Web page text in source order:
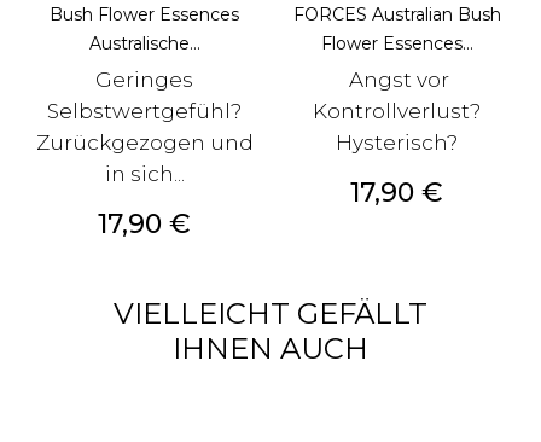
Bush Flower Essences
Australische...
Geringes
Selbstwertgefühl?
Zurückgezogen und
in sich...
Preis
17,90 €
FORCES Australian Bush
Flower Essences...
Angst vor
Kontrollverlust?
Hysterisch?
Preis
17,90 €
VIELLEICHT GEFÄLLT
IHNEN AUCH